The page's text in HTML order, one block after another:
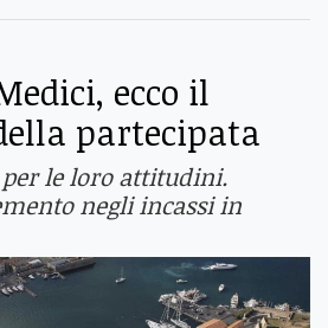
ecco il
partecipata
per le loro attitudini.
negli incassi in